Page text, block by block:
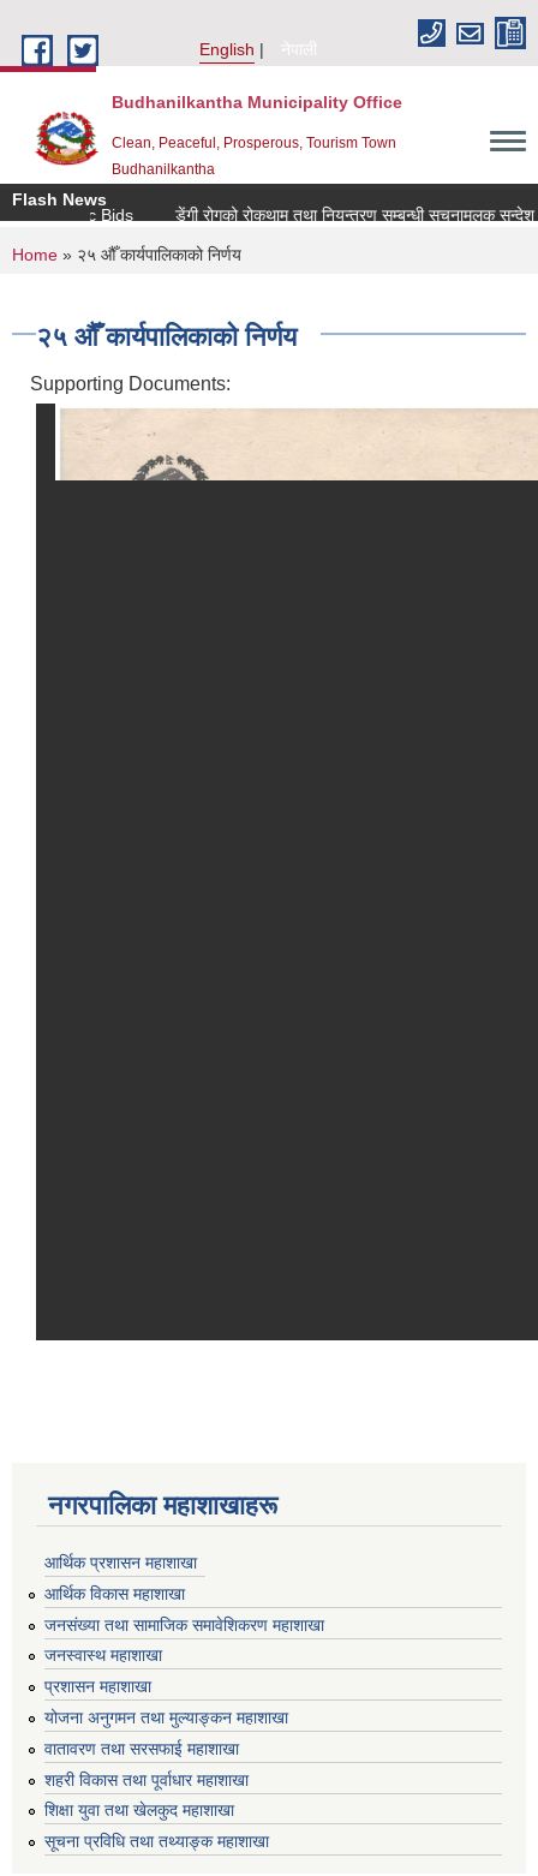
English
नेपाली
Budhanilkantha Municipality Office
Clean, Peaceful, Prosperous, Tourism Town
Budhanilkantha
Flash News
Bids
डेंगी रोगको रोकथाम तथा नियन्त्रण सम्बन्धी सूचनामूलक सन्देश
You are here
Home » २५ ‍औँ कार्यपालिकाको निर्णय
२५ ‍औँ कार्यपालिकाको निर्णय
Supporting Documents:
नगरपालिका महाशाखाहरू
आर्थिक प्रशासन महाशाखा
आर्थिक विकास महाशाखा
जनसंख्या तथा सामाजिक समावेशिकरण महाशाखा
जनस्वास्थ महाशाखा
प्रशासन महाशाखा
योजना अनुगमन तथा मुल्याङ्कन महाशाखा
वातावरण तथा सरसफाई महाशाखा
शहरी विकास तथा पूर्वाधार महाशाखा
शिक्षा युवा तथा खेलकुद महाशाखा
सूचना प्रविधि तथा तथ्याङ्क महाशाखा